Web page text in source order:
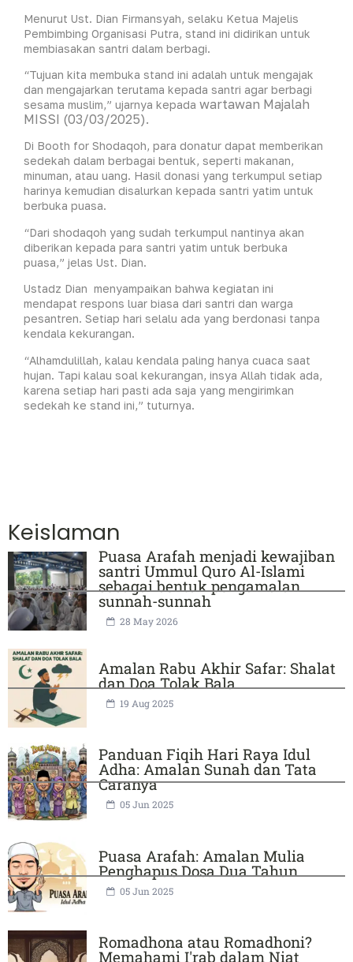
Menurut Ust. Dian Firmansyah, selaku Ketua Majelis
Pembimbing Organisasi Putra, stand ini didirikan untuk
membiasakan santri dalam berbagi.
“Tujuan kita membuka stand ini adalah untuk mengajak
dan mengajarkan terutama kepada santri agar berbagi
sesama muslim,” ujarnya kepada wartawan Majalah
MISSI (03/03/2025).
Di Booth for Shodaqoh, para donatur dapat memberikan
sedekah dalam berbagai bentuk, seperti makanan,
minuman, atau uang. Hasil donasi yang terkumpul setiap
harinya kemudian disalurkan kepada santri yatim untuk
berbuka puasa.
“Dari shodaqoh yang sudah terkumpul nantinya akan
diberikan kepada para santri yatim untuk berbuka
puasa,” jelas Ust. Dian.
Ustadz Dian menyampaikan bahwa kegiatan ini
mendapat respons luar biasa dari santri dan warga
pesantren. Setiap hari selalu ada yang berdonasi tanpa
kendala kekurangan.
“Alhamdulillah, kalau kendala paling hanya cuaca saat
hujan. Tapi kalau soal kekurangan, insya Allah tidak ada,
karena setiap hari pasti ada saja yang mengirimkan
sedekah ke stand ini,” tuturnya.
Keislaman
Puasa Arafah menjadi kewajiban
santri Ummul Quro Al-Islami
sebagai bentuk pengamalan
sunnah-sunnah
28 May 2026
Amalan Rabu Akhir Safar: Shalat
dan Doa Tolak Bala
19 Aug 2025
Panduan Fiqih Hari Raya Idul
Adha: Amalan Sunah dan Tata
Caranya
05 Jun 2025
Puasa Arafah: Amalan Mulia
Penghapus Dosa Dua Tahun ​
05 Jun 2025
Romadhona atau Romadhoni?
Memahami I'rab dalam Niat